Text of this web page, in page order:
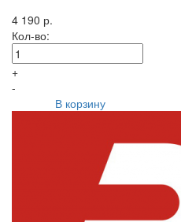
4 190 р.
Кол-во:
+
-
В корзину